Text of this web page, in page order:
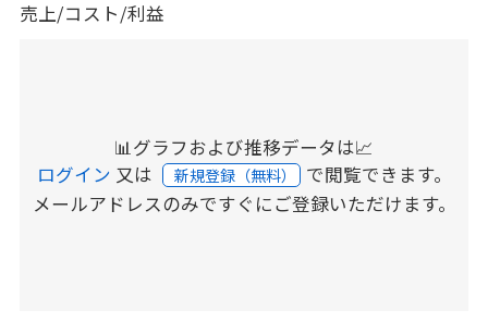
売上/コスト/利益
📊グラフおよび推移データは📈
ログイン 又は 新規登録（無料） で閲覧できます。
メールアドレスのみですぐにご登録いただけます。